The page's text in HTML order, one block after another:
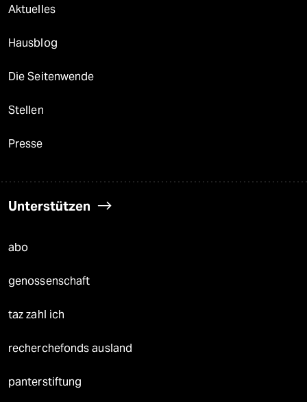
Aktuelles
Hausblog
Die Seitenwende
Stellen
Presse
Unterstützen
abo
genossenschaft
taz zahl ich
recherchefonds ausland
panterstiftung